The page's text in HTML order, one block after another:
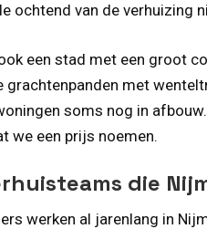
ochtend van de verhuizing
een stad met een groot
met
soms nog in
we een prijs noemen.
die
werken al jarenlang in